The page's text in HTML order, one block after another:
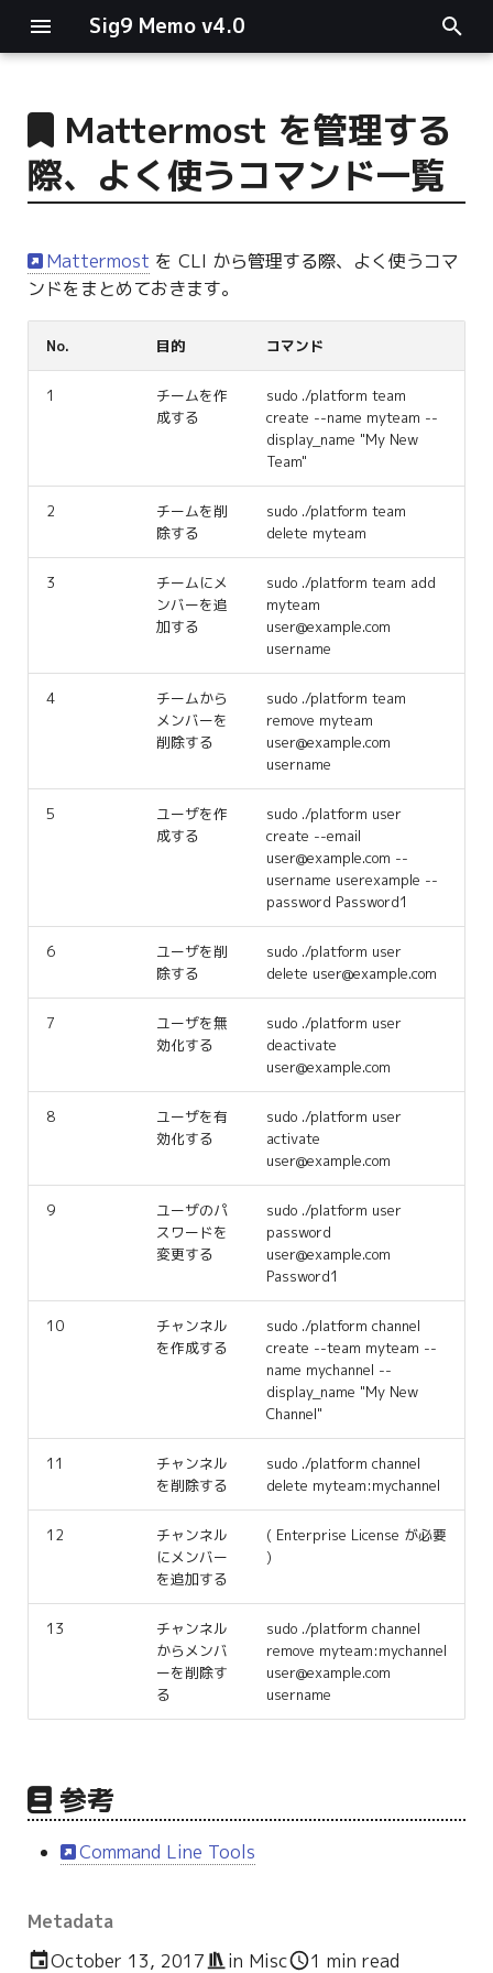
Sig9 Memo v4.0
main関数
リスト関連
ファイルの読み書き
条件分岐
Metadata
October 13, 2017
in Misc 1 min read
Mattermost を管理する
際、よく使うコマンド一覧
Mattermost を CLI から管理する際、よく使うコマ
ンドをまとめておきます。
No. 目的 コマンド
1
チームを作
成する
sudo ./platform team
create --name myteam --
display_name "My New
Team"
2
チームを削
除する
sudo ./platform team
delete myteam
3
チームにメ
ンバーを追
加する
sudo ./platform team add
myteam
user@example.com
username
4
チームから
メンバーを
削除する
sudo ./platform team
remove myteam
user@example.com
username
5
ユーザを作
成する
sudo ./platform user
create --email
user@example.com --
username userexample --
password Password1
6
ユーザを削
除する
sudo ./platform user
delete user@example.com
7
ユーザを無
効化する
sudo ./platform user
deactivate
user@example.com
8
ユーザを有
効化する
sudo ./platform user
activate
user@example.com
9
ユーザのパ
スワードを
変更する
sudo ./platform user
password
user@example.com
Password1
10
チャンネル
を作成する
sudo ./platform channel
create --team myteam --
name mychannel --
display_name "My New
Channel"
11
チャンネル
を削除する
sudo ./platform channel
delete myteam:mychannel
12
チャンネル
にメンバー
を追加する
( Enterprise License が必要
)
13
チャンネル
からメンバ
ーを削除す
る
sudo ./platform channel
remove myteam:mychannel
user@example.com
username
参考
Command Line Tools